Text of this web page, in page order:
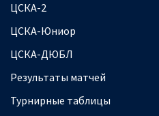
ЦСКА-2
ЦСКА-Юниор
ЦСКА-ДЮБЛ
Результаты матчей
Турнирные таблицы